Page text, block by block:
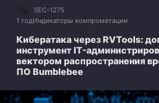
SEC-1275
1 годИндикаторы компрометации
Кибератака через RVTools:
инструмент IT-
вектором распространения
ПО Bumblebee